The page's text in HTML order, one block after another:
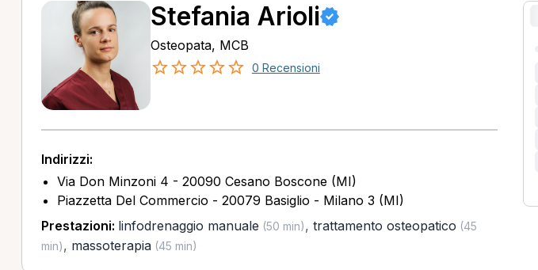
Stefania Arioli
Osteopata, MCB
0 Recensioni
Indirizzi:
Via Don Minzoni 4 - 20090 Cesano Boscone (MI)
Piazzetta Del Commercio - 20079 Basiglio - Milano 3 (MI)
Prestazioni: linfodrenaggio manuale (50 min), trattamento osteopatico (45
min), massoterapia(45 min)